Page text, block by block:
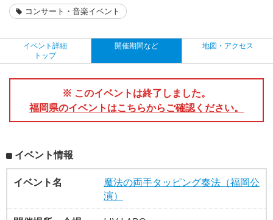
コンサート・音楽イベント
イベント詳細
トップ
開催期間など 地図・アクセス
※ このイベントは終了しました。
福岡県のイベントはこちらからご確認ください。
イベント情報
イベント名
魔法の両手タッピング奏法（福岡公
演）